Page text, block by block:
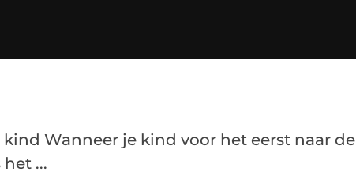
kind Wanneer je kind voor het eerst naar de
...